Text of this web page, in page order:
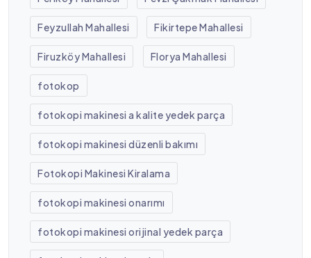
Feyzullah Mahallesi Fikirtepe Mahallesi
Firuzköy Mahallesi Florya Mahallesi
fotokop
fotokopi makinesi a kalite yedek parça
fotokopi makinesi düzenli bakımı
Fotokopi Makinesi Kiralama
fotokopi makinesi onarımı
fotokopi makinesi orijinal yedek parça